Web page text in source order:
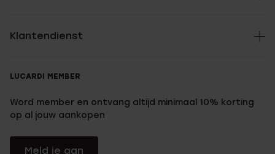
Klantendienst
LUCARDI MEMBER
Word member en ontvang altijd minimaal 10% korting
op al jouw aankopen
Meld je aan